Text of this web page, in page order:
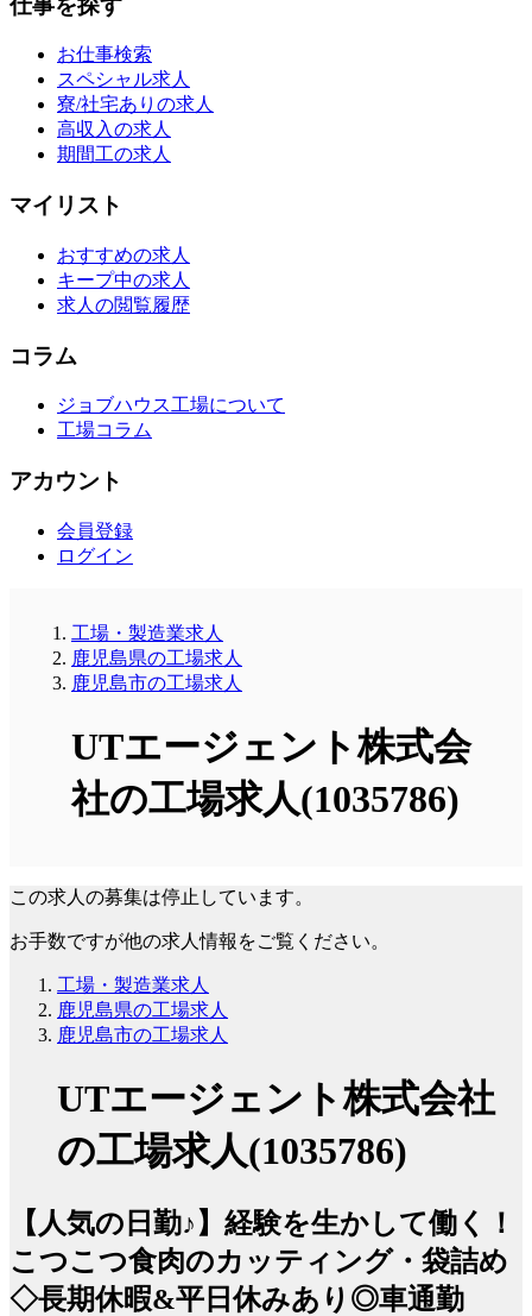
仕事を探す
お仕事検索
スペシャル求人
寮/社宅ありの求人
高収入の求人
期間工の求人
マイリスト
おすすめの求人
キープ中の求人
求人の閲覧履歴
コラム
ジョブハウス工場について
工場コラム
アカウント
会員登録
ログイン
工場・製造業求人
鹿児島県の工場求人
鹿児島市の工場求人
UTエージェント株式会
社の工場求人(1035786)
この求人の募集は停止しています。
お手数ですが他の求人情報をご覧ください。
工場・製造業求人
鹿児島県の工場求人
鹿児島市の工場求人
UTエージェント株式会社
の工場求人(1035786)
【人気の日勤♪】経験を生かして働く！
こつこつ食肉のカッティング・袋詰め
◇長期休暇&平日休みあり◎車通勤